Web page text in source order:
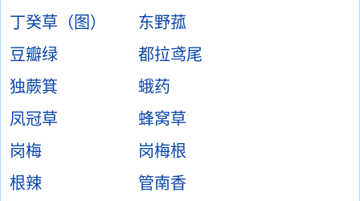
丁癸草（图）
东野菰
豆瓣绿
都拉鸢尾
独蕨箕
蛾药
凤冠草
蜂窝草
岗梅
岗梅根
根辣
管南香